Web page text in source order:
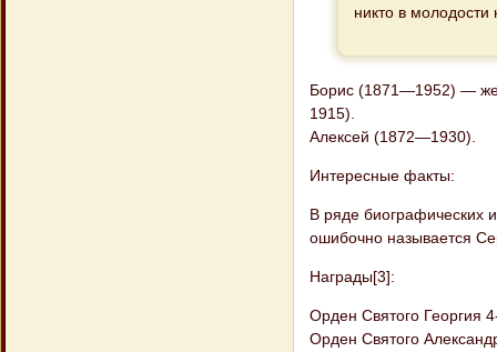
никто в молодости
Борис (1871—1952) —
1915).
Алексей (1872—1930).
Интересные факты:
В ряде биографических
ошибочно называется
Награды[3]:
Орден Святого Георгия
Орден Святого